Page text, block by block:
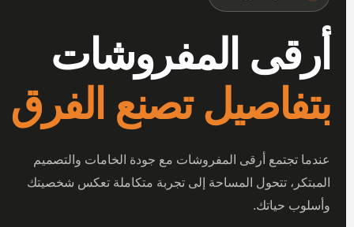
أرقى المفروشات
بتفاصيل تصنع الفرق
عندما تجتمع أرقى المفروشات مع جودة الخامات والتصميم
المبتكر، تتحول المساحة إلى تجربة متكاملة تعكس شخصيتك
وأسلوب حياتك.